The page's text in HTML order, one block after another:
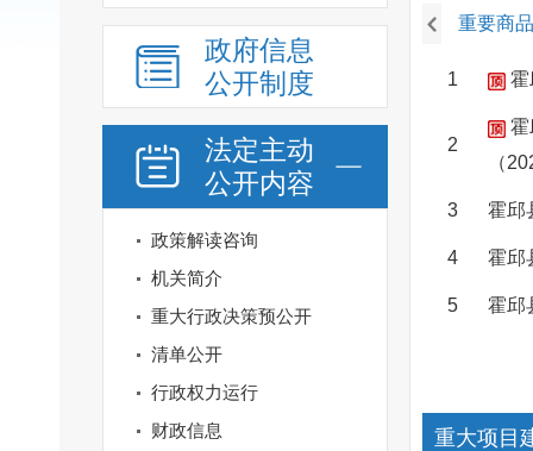
政府信息
公开制度
法定主动
公开内容
政策解读咨询
机关简介
重大行政决策预公开
清单公开
行政权力运行
财政信息
重要商
1
2
霍
（
3 霍邱
4 霍邱
5 霍邱
重大项目